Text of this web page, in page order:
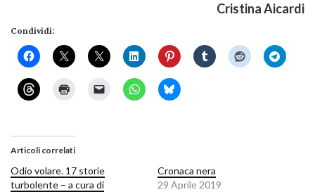
Cristina Aicardi
Condividi:
Articoli correlati
Odio volare. 17 storie
turbolente – a cura di
Cronaca nera
29 Aprile 2019